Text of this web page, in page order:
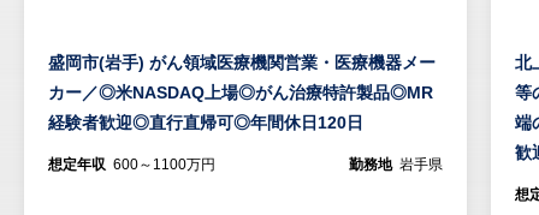
盛岡市(岩手) がん領域医療機関営業・医療機器メー
カー／◎米NASDAQ上場◎がん治療特許製品◎MR
経験者歓迎◎直行直帰可◎年間休日120日
想定年収 600～1100万円 勤務地 岩手県
北
等
端
歓
想